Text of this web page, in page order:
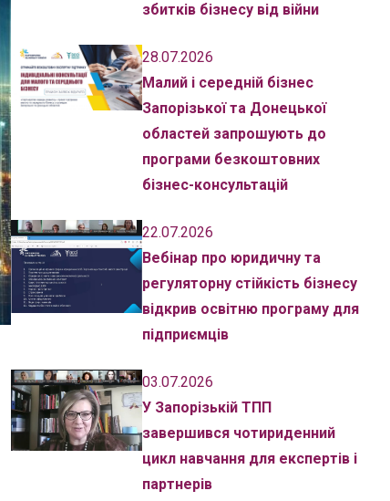
збитків бізнесу від війни
28.07.2026
Малий і середній бізнес
Запорізької та Донецької
областей запрошують до
програми безкоштовних
бізнес-консультацій
22.07.2026
Вебінар про юридичну та
регуляторну стійкість бізнесу
відкрив освітню програму для
підприємців
03.07.2026
У Запорізькій ТПП
завершився чотириденний
цикл навчання для експертів і
партнерів